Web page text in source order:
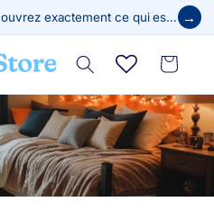
exactement ce qui est requis →
Panier